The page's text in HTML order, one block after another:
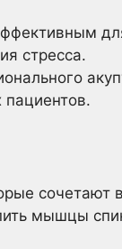
стресса.
сочетают
мышцы